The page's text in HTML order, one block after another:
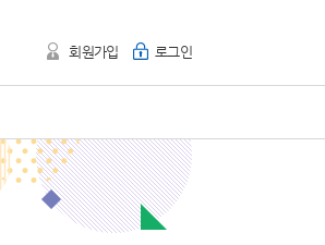
회원가입 로그인